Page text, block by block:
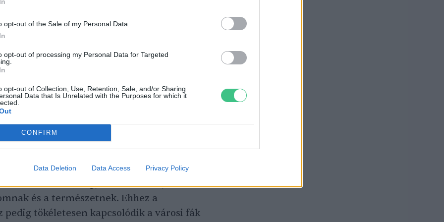
opt-out of the Sale of my Personal Data.
opt-out of processing my Personal Data for Targeted
opt-out of Collection, Use, Retention, Sale, and/or Sharing
Data that Is Unrelated with the Purposes for which it
CONFIRM
Data Deletion Data Access Privacy Policy
a 10 millió Fa Alapítvány és a Beeco
2025 nyarán elindították az Önkéntes
tevékenyen részt vehess a fák
válásának támogatása, ahol nem a
hanem az, hogy mit és mennyit
és a természetnek. Ehhez a
pedig tökéletesen kapcsolódik a városi fák